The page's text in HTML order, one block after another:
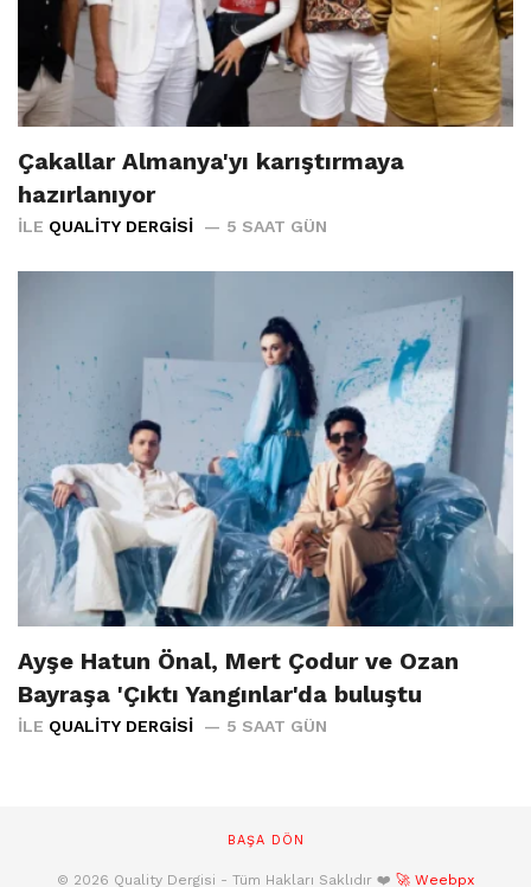
Çakallar Almanya'yı karıştırmaya
hazırlanıyor
İLE QUALITY DERGISI 5 SAAT GÜN
Ayşe Hatun Önal, Mert Çodur ve Ozan
Bayraşa 'Çıktı Yangınlar'da buluştu
İLE QUALITY DERGISI 5 SAAT GÜN
BAŞA DÖN
© 2026 Quality Dergisi - Tüm Hakları Saklıdır ❤️ 🚀 Weebpx